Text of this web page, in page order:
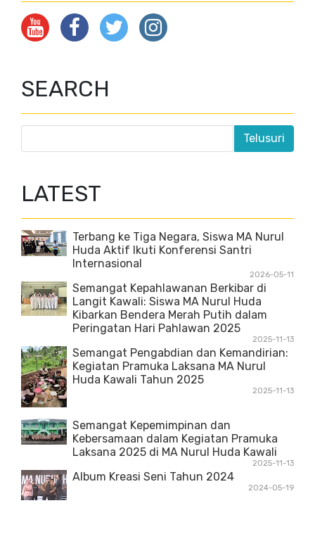
SEARCH
LATEST
Terbang ke Tiga Negara, Siswa MA Nurul
Huda Aktif Ikuti Konferensi Santri
Internasional
2026-05-11
Semangat Kepahlawanan Berkibar di
Langit Kawali: Siswa MA Nurul Huda
Kibarkan Bendera Merah Putih dalam
Peringatan Hari Pahlawan 2025
2025-11-13
Semangat Pengabdian dan Kemandirian:
Kegiatan Pramuka Laksana MA Nurul
Huda Kawali Tahun 2025
2025-11-13
Semangat Kepemimpinan dan
Kebersamaan dalam Kegiatan Pramuka
Laksana 2025 di MA Nurul Huda Kawali
2025-11-13
Album Kreasi Seni Tahun 2024
2024-05-19